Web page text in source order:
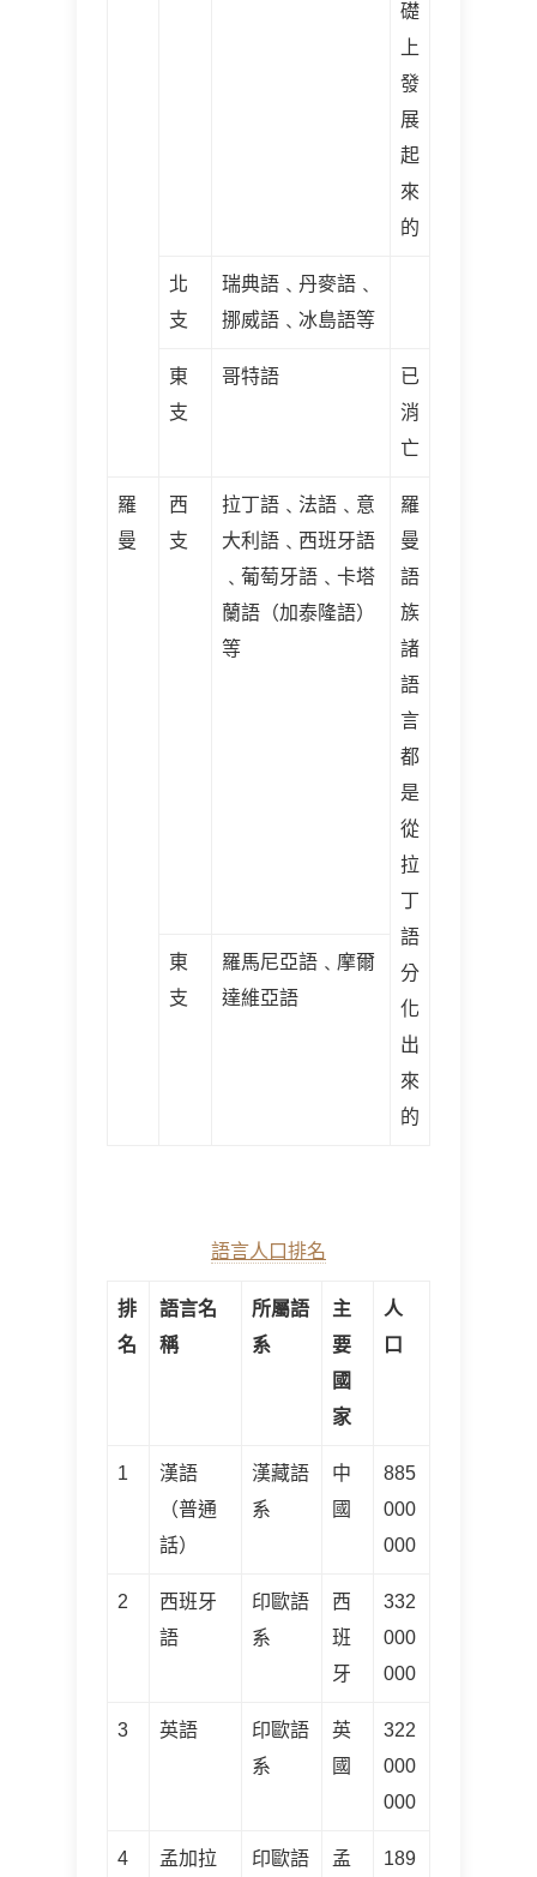
礎
上
發
展
起
來
的
北
支
瑞典語﹑丹麥語﹑
挪威語﹑冰島語等
東
支
哥特語
已
消
亡
羅
曼
西
支
拉丁語﹑法語﹑意
大利語﹑西班牙語
﹑葡萄牙語﹑卡塔
蘭語（加泰隆語）
等
羅
曼
語
族
諸
語
言
都
是
從
拉
丁
語
分
化
出
來
的
東
支
羅馬尼亞語﹑摩爾
達維亞語
語言人口排名
排
名
語言名
稱
所屬語
系
主
要
國
家
人
口
1
漢語
（普通
話）
漢藏語
系
中
國
885
000
000
2
西班牙
語
印歐語
系
西
班
牙
332
000
000
3 英語
印歐語
系
英
國
322
000
000
4 孟加拉 印歐語 孟 189